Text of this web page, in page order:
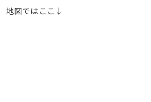
地図ではここ↓